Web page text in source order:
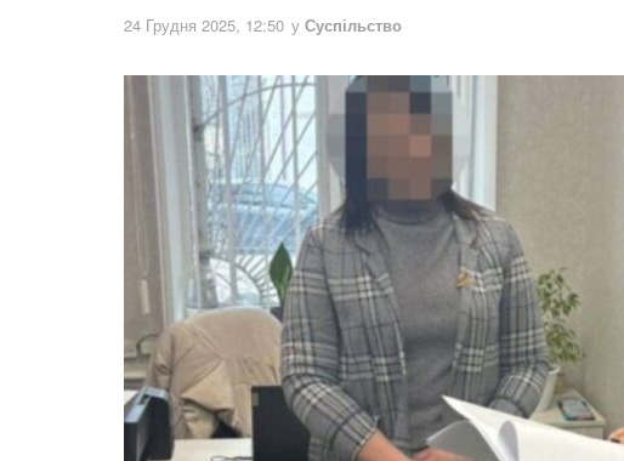
24 Грудня 2025, 12:50 у Суспільство